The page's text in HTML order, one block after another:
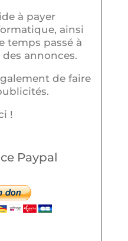
à payer
ainsi
temps passé à
des annonces.
de faire
!
Paypal